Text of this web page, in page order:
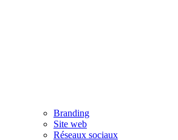
Branding
Site web
Réseaux sociaux